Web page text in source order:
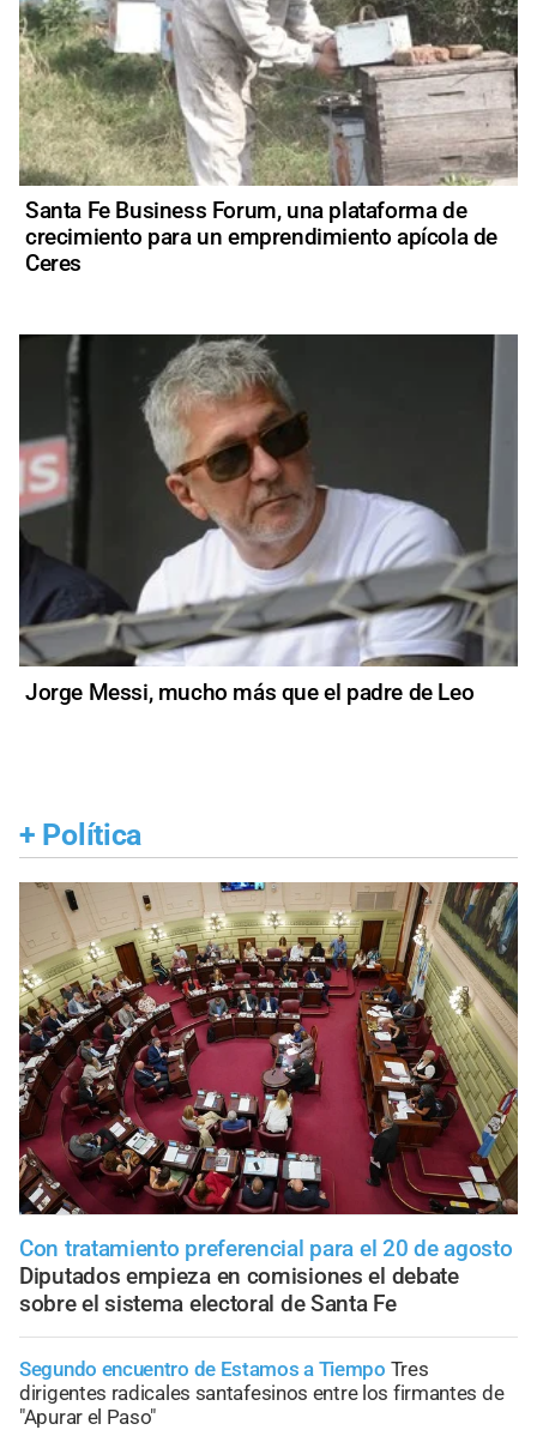
Santa Fe Business Forum, una plataforma de
crecimiento para un emprendimiento apícola de
Ceres
Jorge Messi, mucho más que el padre de Leo
+ Política
Con tratamiento preferencial para el 20 de agosto
Diputados empieza en comisiones el debate
sobre el sistema electoral de Santa Fe
Segundo encuentro de Estamos a Tiempo Tres
dirigentes radicales santafesinos entre los firmantes de
"Apurar el Paso"